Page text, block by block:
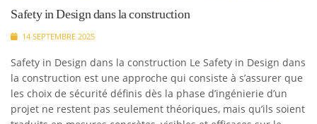
Safety in Design dans la construction
14 SEPTEMBRE 2025
Safety in Design dans la construction Le Safety in Design dans
la construction est une approche qui consiste à s’assurer que
les choix de sécurité définis dès la phase d’ingénierie d’un
projet ne restent pas seulement théoriques, mais qu’ils soient